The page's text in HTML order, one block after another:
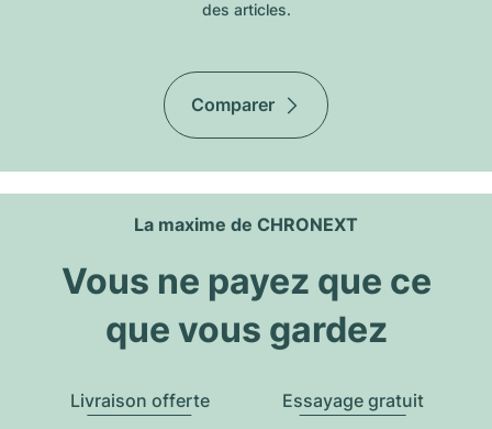
des articles.
Comparer
La maxime de CHRONEXT
Vous ne payez que ce
que vous gardez
Livraison offerte Essayage gratuit